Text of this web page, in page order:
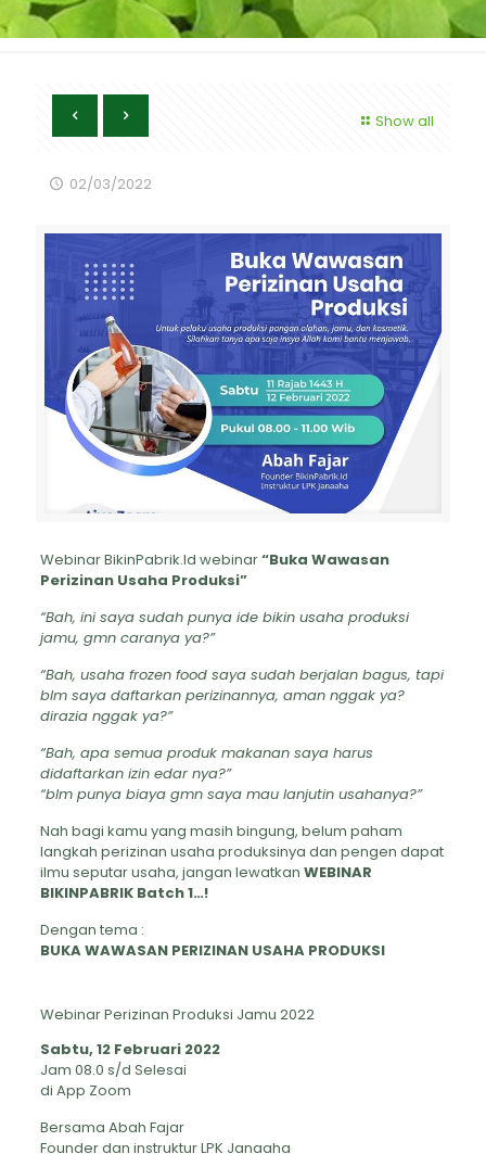
Show all
02/03/2022
Webinar BikinPabrik.Id webinar“Buka Wawasan
Perizinan Usaha Produksi”
“Bah, ini saya sudah punya ide bikin usaha produksi
jamu, gmn caranya ya?”
“Bah, usaha frozen food saya sudah berjalan bagus, tapi
blm saya daftarkan perizinannya, aman nggak ya?
dirazia nggak ya?”
“Bah, apa semua produk makanan saya harus
didaftarkan izin edar nya?”
“blm punya biaya gmn saya mau lanjutin usahanya?”
Nah bagi kamu yang masih bingung, belum paham
langkah perizinan usaha produksinya dan pengen dapat
ilmu seputar usaha, jangan lewatkan WEBINAR
BIKINPABRIK Batch 1…!
Dengan tema :
BUKA WAWASAN PERIZINAN USAHA PRODUKSI
Webinar Perizinan Produksi Jamu 2022
Sabtu, 12 Februari 2022
Jam 08.0 s/d Selesai
di App Zoom
Bersama Abah Fajar
Founder dan instruktur LPK Janaaha